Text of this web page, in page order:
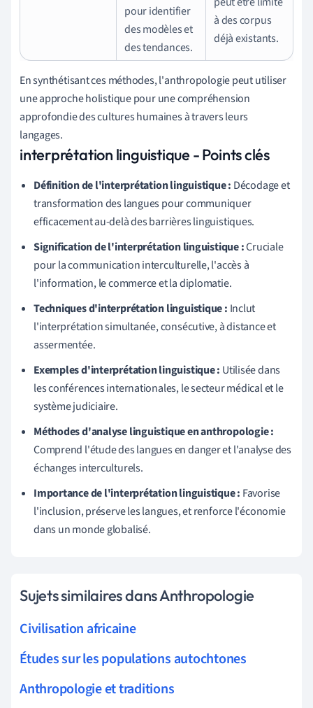
pour identifier
des modèles et
des tendances.
à des corpus
déjà existants.
En synthétisant ces méthodes, l'anthropologie peut utiliser
une approche holistique pour une compréhension
approfondie des cultures humaines à travers leurs
langages.
interprétation linguistique - Points clés
Définition de l'interprétation linguistique : Décodage et
transformation des langues pour communiquer
efficacement au-delà des barrières linguistiques.
Signification de l'interprétation linguistique :Cruciale
pour la communication interculturelle, l'accès à
l'information, le commerce et la diplomatie.
Techniques d'interprétation linguistique : Inclut
l'interprétation simultanée, consécutive, à distance et
assermentée.
Exemples d'interprétation linguistique : Utilisée dans
les conférences internationales, le secteur médical et le
système judiciaire.
Méthodes d'analyse linguistique en anthropologie :
Comprend l'étude des langues en danger et l'analyse des
échanges interculturels.
Importance de l'interprétation linguistique : Favorise
l'inclusion, préserve les langues, et renforce l'économie
dans un monde globalisé.
Sujets similaires dans Anthropologie
Civilisation africaine
Études sur les populations autochtones
Anthropologie et traditions